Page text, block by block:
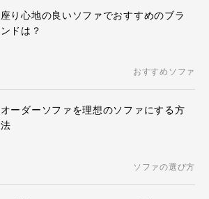
座り心地の良いソファでおすすめのブラ
ンドは？
おすすめソファ
オーダーソファを理想のソファにする方
法
ソファの選び方